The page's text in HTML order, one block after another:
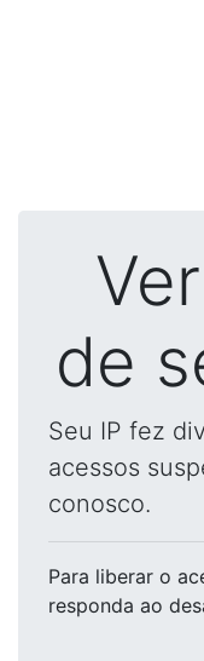
de
Seu IP fez
acessos
conosco.
Para liberar o
responda ao